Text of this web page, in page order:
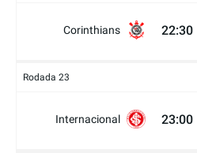
Corinthians 22:30
Rodada 23
Internacional 23:00